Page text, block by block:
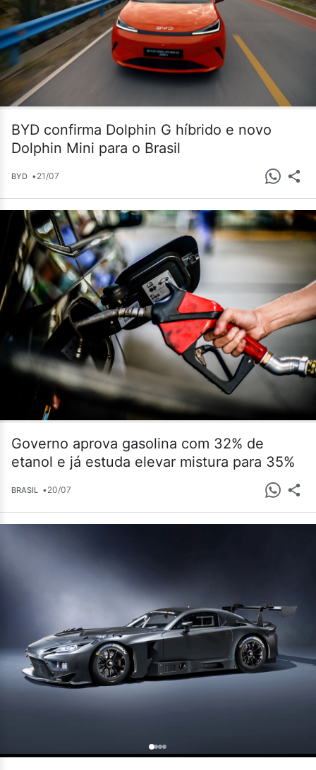
BYD confirma Dolphin G híbrido e novo
Dolphin Mini para o Brasil
BYD •21/07
Governo aprova gasolina com 32% de
etanol e já estuda elevar mistura para 35%
BRASIL •20/07